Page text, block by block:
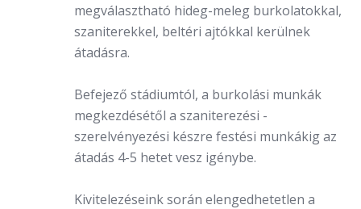
megválasztható hideg-meleg burkolatokkal,
szaniterekkel, beltéri ajtókkal kerülnek
átadásra.
Befejező stádiumtól, a burkolási munkák
megkezdésétől a szaniterezési -
szerelvényezési készre festési munkákig az
átadás 4-5 hetet vesz igénybe.
Kivitelezéseink során elengedhetetlen a